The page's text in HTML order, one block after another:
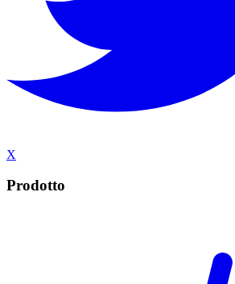
X
Prodotto